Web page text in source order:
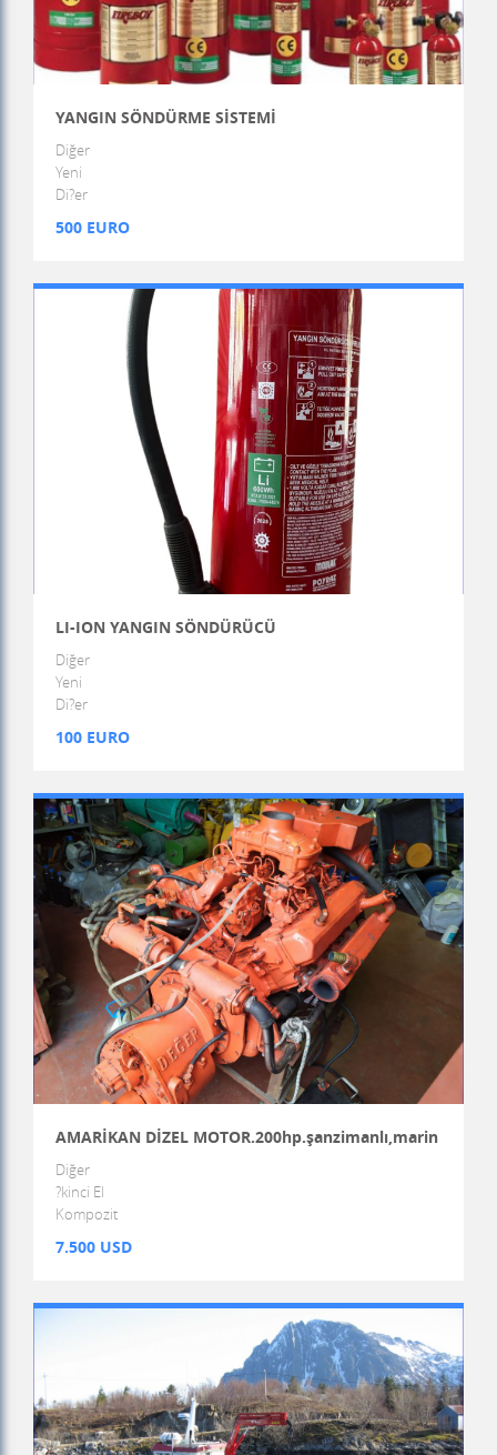
YANGIN SÖNDÜRME SİSTEMİ
Diğer
Yeni
Di?er
500 EURO
LI-ION YANGIN SÖNDÜRÜCÜ
Diğer
Yeni
Di?er
100 EURO
AMARİKAN DİZEL MOTOR.200hp.şanzimanlı,marin
Diğer
?kinci El
Kompozit
7.500 USD